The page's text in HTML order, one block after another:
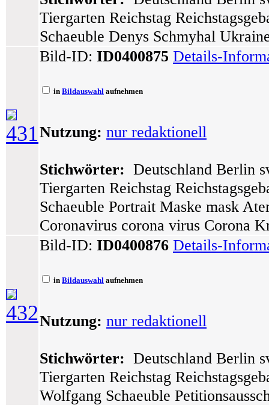
Tiergarten Reichstag
Schaeuble Denys Schmyhal
431
Bild-ID: ID0400875 Details-
in Bildauswahl aufnehmen
Nutzung: nur redaktionell
Stichwörter: Deutschland Berlin
Tiergarten Reichstag
Schaeuble Portrait Maske mask
Coronavirus corona virus Corona
432
Bild-ID: ID0400876 Details-
in Bildauswahl aufnehmen
Nutzung: nur redaktionell
Stichwörter: Deutschland Berlin
Tiergarten Reichstag
Wolfgang Schaeuble